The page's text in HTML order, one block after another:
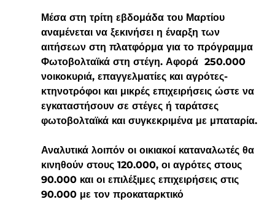
Μέσα στη τρίτη εβδομάδα του Μαρτίου
αναμένεται να ξεκινήσει η έναρξη των
αιτήσεων στη πλατφόρμα για το πρόγραμμα
Φωτοβολταϊκά στη στέγη. Αφορά  250.000
νοικοκυριά, επαγγελματίες και αγρότες-
κτηνοτρόφοι και μικρές επιχειρήσεις ώστε να
εγκαταστήσουν σε στέγες ή ταράτσες
φωτοβολταϊκά και συγκεκριμένα με μπαταρία.
Αναλυτικά λοιπόν οι οικιακοί καταναλωτές θα
κινηθούν στους 120.000, οι αγρότες στους
90.000 και οι επιλέξιμες επιχειρήσεις στις
90.000 με τον προκαταρκτικό